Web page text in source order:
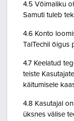
4.5 Võimaliku
Samuti tuleb
4.6 Konto
TalTechil õigus
4.7 Keelatud
teiste
käitumisele
4.8 Kasutajal
üksnes välise